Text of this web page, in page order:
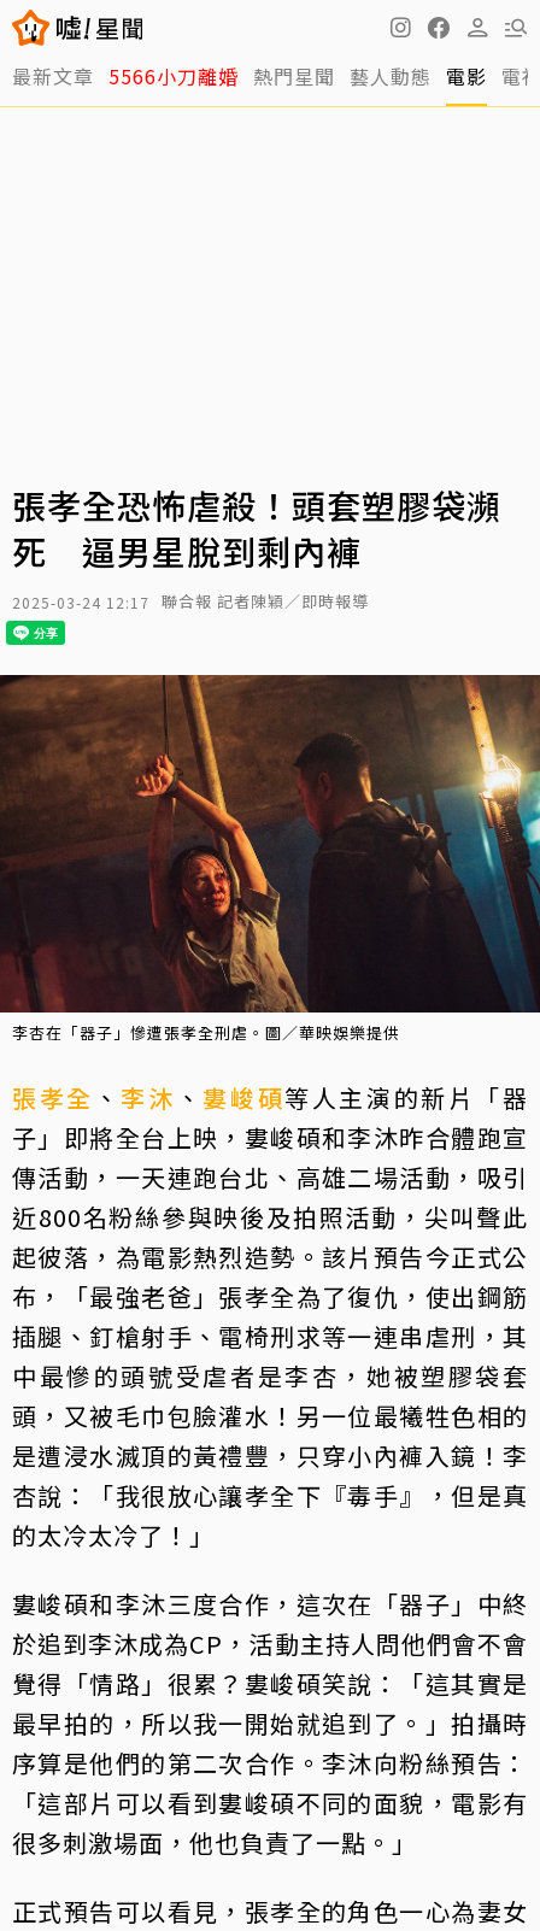
最新文章 5566小刀離婚 熱門星聞 藝人動態 電影 電
張孝全恐怖虐殺！頭套塑膠袋瀕
死 逼男星脫到剩內褲
2025-03-24 12:17 聯合報 記者陳穎／即時報導
李杏在「器子」慘遭張孝全刑虐。圖／華映娛樂提供
張孝全 、 李沐 、婁峻碩等人主演的新片「器
子」即將全台上映，婁峻碩和李沐昨合體跑宣
傳活動，一天連跑台北、高雄二場活動，吸引
近800名粉絲參與映後及拍照活動，尖叫聲此
起彼落，為電影熱烈造勢。該片預告今正式公
布，「最強老爸」張孝全為了復仇，使出鋼筋
插腿、釘槍射手、電椅刑求等一連串虐刑，其
中最慘的頭號受虐者是李杏，她被塑膠袋套
頭，又被毛巾包臉灌水！另一位最犧牲色相的
是遭浸水滅頂的黃禮豐，只穿小內褲入鏡！李
杏說：「我很放心讓孝全下『毒手』，但是真
的太冷太冷了！」
婁峻碩和李沐三度合作，這次在「器子」中終
於追到李沐成為CP，活動主持人問他們會不會
覺得「情路」很累？婁峻碩笑說：「這其實是
最早拍的，所以我一開始就追到了。」拍攝時
序算是他們的第二次合作。李沐向粉絲預告：
「這部片可以看到婁峻碩不同的面貌，電影有
很多刺激場面，他也負責了一點。」
正式預告可以看見，張孝全的角色一心為妻女